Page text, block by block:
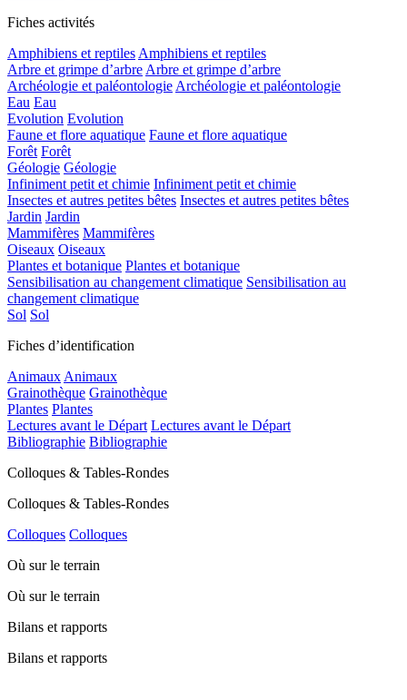
Fiches activités
Amphibiens et reptiles Amphibiens et reptiles
Arbre et grimpe d’arbre Arbre et grimpe d’arbre
Archéologie et paléontologie Archéologie et paléontologie
Eau Eau
Evolution Evolution
Faune et flore aquatique Faune et flore aquatique
Forêt Forêt
Géologie Géologie
Infiniment petit et chimie Infiniment petit et chimie
Insectes et autres petites bêtes Insectes et autres petites bêtes
Jardin Jardin
Mammifères Mammifères
Oiseaux Oiseaux
Plantes et botanique Plantes et botanique
Sensibilisation au changement climatique Sensibilisation au
changement climatique
Sol Sol
Fiches d’identification
Animaux Animaux
Grainothèque Grainothèque
Plantes Plantes
Lectures avant le Départ Lectures avant le Départ
Bibliographie Bibliographie
Colloques & Tables-Rondes
Colloques & Tables-Rondes
Colloques Colloques
Où sur le terrain
Où sur le terrain
Bilans et rapports
Bilans et rapports